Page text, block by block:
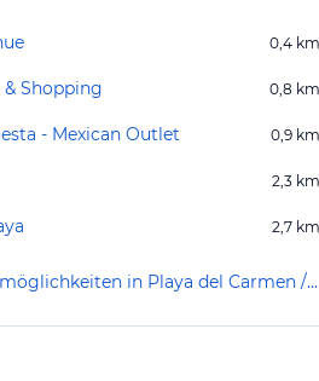
0,4 km
& Shopping 0,8 km
- Mexican Outlet 0,9 km
2,3 km
2,7 km
Shoppingmöglichkeiten in Playa del Carmen / Playacar